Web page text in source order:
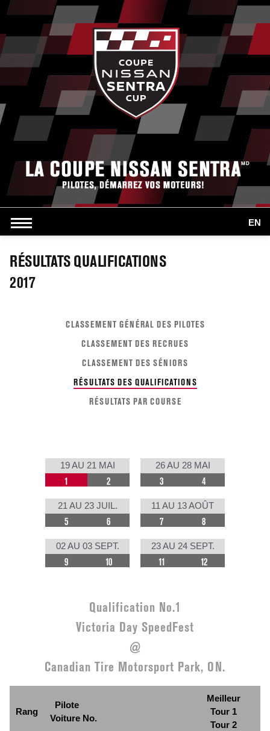
EN
RÉSULTATS QUALIFICATIONS
2017
CLASSEMENT GÉNÉRAL DES PILOTES
CLASSEMENT DES RECRUES
CLASSEMENT DES SÉNIORS
RÉSULTATS DES QUALIFICATIONS
RÉSULTATS PAR COURSE
19 AU 21 MAI
1 2
26 AU 28 MAI
3 4
21 AU 23 JUIL.
5 6
11 AU 13 AOÛT
7 8
02 AU 03 SEPT.
9 10
23 AU 24 SEPT.
11 12
Qualification No.1
Victoria Day SpeedFest
@
Canadian Tire Motorsport Park, ON.
Rang
Pilote
Voiture No.
Meilleur
Tour 1
Tour 2